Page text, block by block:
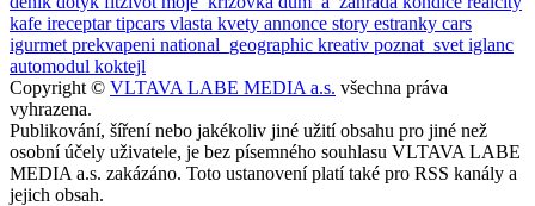
kafe ireceptartipcars vlasta kvety annonce story estranky cars
igurmet prekvapeni national_geographic kreativ poznat_svet iglanc
automodul koktejl
Copyright © VLTAVA LABE MEDIA a.s. všechna práva
vyhrazena.
Publikování, šíření nebo jakékoliv jiné užití obsahu pro jiné než
osobní účely uživatele, je bez písemného souhlasu VLTAVA LABE
MEDIA a.s. zakázáno. Toto ustanovení platí také pro RSS kanály a
jejich obsah.